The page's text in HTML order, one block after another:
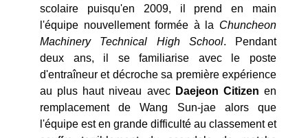
scolaire puisqu'en 2009, il prend en main
l'équipe nouvellement formée à la Chuncheon
Machinery Technical High School. Pendant
deux ans, il se familiarise avec le poste
d'entraîneur et décroche sa première expérience
au plus haut niveau avec Daejeon Citizen en
remplacement de Wang Sun-jae alors que
l'équipe est en grande difficulté au classement et